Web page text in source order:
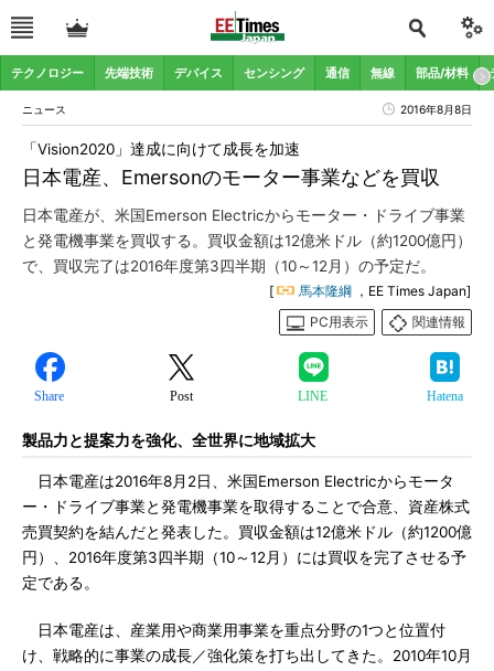
テクノロジー 先端技術 デバイス センシング 通信 無線 部品/材料
ニュース 2016年8月8日
日本電産、Emersonのモーター事業などを買収
「Vision2020」達成に向けて成長を加速
日本電産が、米国Emerson Electricからモーター・ドライブ事業
と発電機事業を買収する。買収金額は12億米ドル（約1200億円）
で、買収完了は2016年度第3四半期（10～12月）の予定だ。
[ 馬本隆綱 ，EE Times Japan]
PC用表示
関連情報
Share Post LINE Hatena
製品力と提案力を強化、全世界に地域拡大
日本電産は2016年8月2日、米国Emerson Electricからモータ
ー・ドライブ事業と発電機事業を取得することで合意、資産株式
売買契約を結んだと発表した。買収金額は12億米ドル（約1200億
円）、2016年度第3四半期（10～12月）には買収を完了させる予
定である。
日本電産は、産業用や商業用事業を重点分野の1つと位置付
け、戦略的に事業の成長／強化策を打ち出してきた。2010年10月